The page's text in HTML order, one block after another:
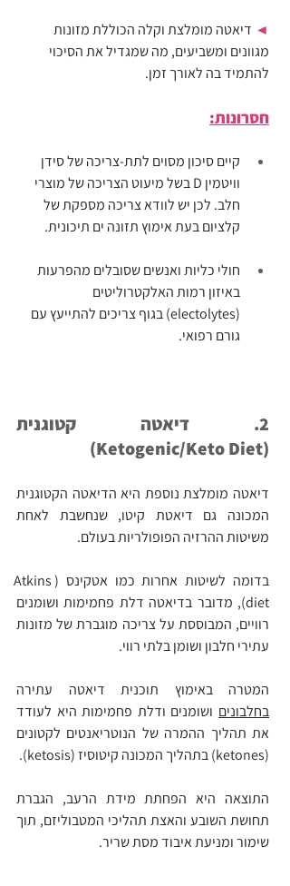
◄ דיאטה מומלצת וקלה הכוללת מזונות
מגוונים ומשביעים, מה שמגדיל את הסיכוי
להתמיד בה לאורך זמן.
חסרונות:
קיים סיכון מסוים לתת-צריכה של סידן
וויטמין D בשל מיעוט הצריכה של מוצרי
חלב. לכן יש לוודא צריכה מספקת של
קלציום בעת אימוץ תזונה ים תיכונית.
חולי כליות ואנשים שסובלים מהפרעות
באיזון רמות האלקטרוליטים
(electolytes) בגוף צריכים להתייעץ עם
גורם רפואי.
(Ketogenic/Keto Diet)
משיטות ההרזיה הפופולריות בעולם.
בדומה לשיטות אחרות כמו אטקינס (Atkins
עתירי חלבון ושומן בלתי רווי.
המטרה באימוץ תוכנית דיאטה עתירה
בחלבונים
(ketones) בתהליך המכונה קיטוסיז (ketosis).
שימור ומניעת איבוד מסת שריר.